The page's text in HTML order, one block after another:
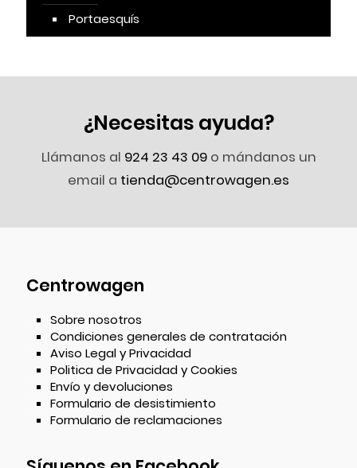
Portaesquís
¿Necesitas ayuda?
Llámanos al 924 23 43 09o mándanos un
email a tienda@centrowagen.es
Centrowagen
Sobre nosotros
Condiciones generales de contratación
Aviso Legal y Privacidad
Politica de Privacidad y Cookies
Envío y devoluciones
Formulario de desistimiento
Formulario de reclamaciones